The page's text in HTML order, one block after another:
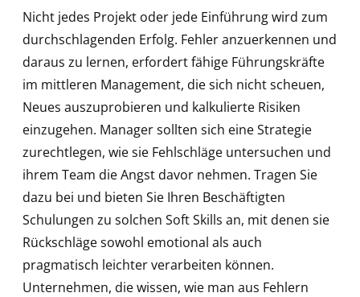
Nicht jedes Projekt oder jede Einführung wird zum
durchschlagenden Erfolg. Fehler anzuerkennen und
daraus zu lernen, erfordert fähige Führungskräfte
im mittleren Management, die sich nicht scheuen,
Neues auszuprobieren und kalkulierte Risiken
einzugehen. Manager sollten sich eine Strategie
zurechtlegen, wie sie Fehlschläge untersuchen und
ihrem Team die Angst davor nehmen. Tragen Sie
dazu bei und bieten Sie Ihren Beschäftigten
Schulungen zu solchen Soft Skills an, mit denen sie
Rückschläge sowohl emotional als auch
pragmatisch leichter verarbeiten können.
Unternehmen, die wissen, wie man aus Fehlern